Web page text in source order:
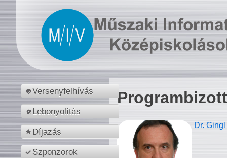
Versenyfelhívás
Lebonyolítás
Díjazás
Szponzorok
Dr.